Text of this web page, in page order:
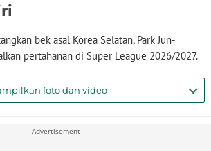
bek asal Korea Selatan, Park Jun-
pertahanan di Super League 2026/2027.
foto dan video
Advertisement